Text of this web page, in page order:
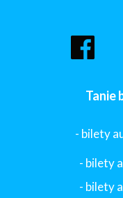
Tanie
- bilety
- bilety
- bilety